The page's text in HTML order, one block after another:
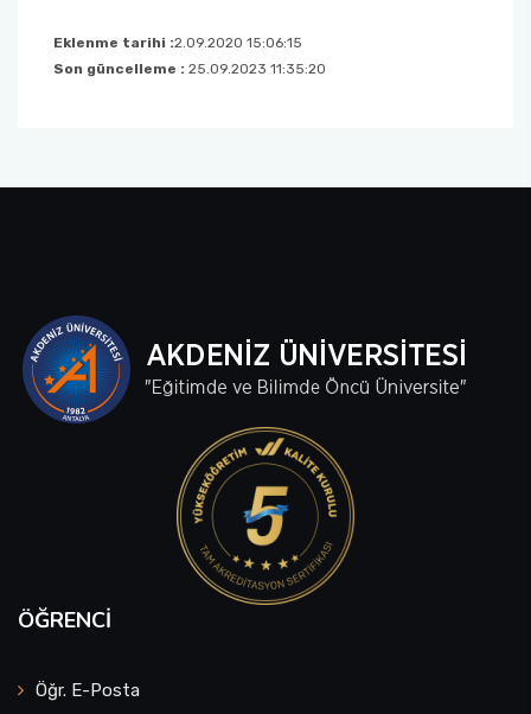
Eklenme tarihi :2.09.2020 15:06:15
Son güncelleme : 25.09.2023 11:35:20
ÖĞRENCI
Öğr. E-Posta